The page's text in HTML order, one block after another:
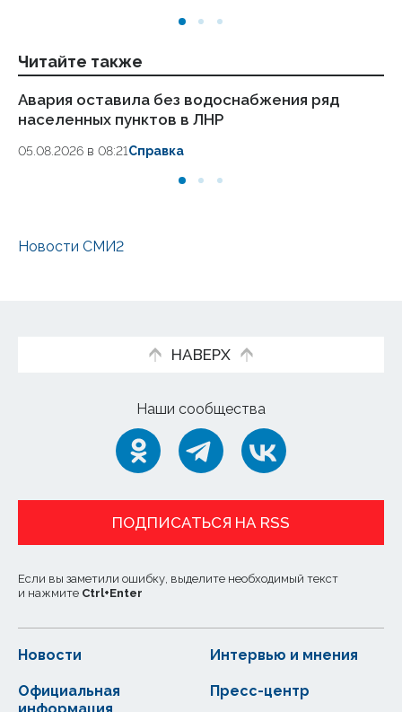
Читайте также
Авария оставила без водоснабжения ряд
населенных пунктов в ЛНР
05.08.2026 в 08:21Справка
Новости СМИ2
НАВЕРХ
Наши сообщества
ПОДПИСАТЬСЯ НА RSS
Если вы заметили ошибку, выделите необходимый текст
и нажмите Ctrl+Enter
Новости
Официальная
Интервью и мнения
Пресс-центр